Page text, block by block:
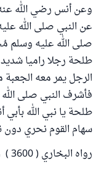
وعن أنس رضي الله
عن النبي صلى الله
صلى الله عليه وسلم
طلحة رجلا راميا
الرجل يمر معه
فأشرف النبي صلى
طلحة يا نبي الله
سهام القوم نحري
رواه البخاري ( 3600 ) ومسلم ( 1811 ) .